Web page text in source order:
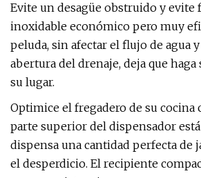
Evite un desagüe obstruido y evite
inoxidable económico pero muy
peluda, sin afectar el flujo de agua
abertura del drenaje, deja que
su lugar.
Optimice el fregadero de su cocina
parte superior del dispensador
dispensa una cantidad perfecta de
el desperdicio. El recipiente